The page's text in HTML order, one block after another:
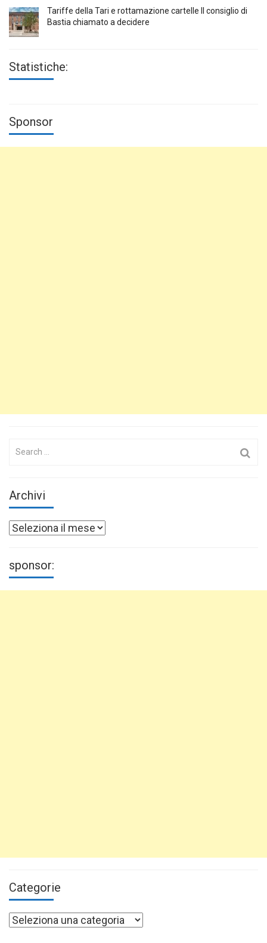
Tariffe della Tari e rottamazione cartelle Il consiglio di
Bastia chiamato a decidere
Statistiche:
Sponsor
Search
Archivi
Archivi
sponsor:
Categorie
Categorie